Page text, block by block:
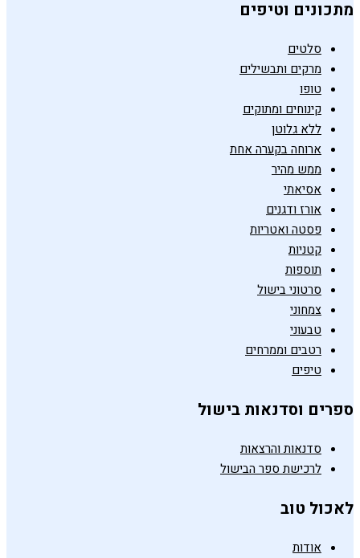
מתכונים וטיפים
סלטים
מרקים ותבשילים
טופו
קינוחים ומתוקים
ללא גלוטן
ארוחה בקערה אחת
ממש מהיר
אסיאתי
אורז ודגנים
פסטה ואטריות
קטניות
תוספות
סרטוני בישול
צמחוני
טבעוני
רטבים וממרחים
טיפים
ספרים וסדנאות בישול
סדנאות והרצאות
לרכישת ספר הבישול
לאכול טוב
אודות